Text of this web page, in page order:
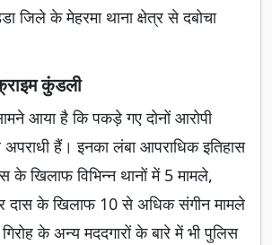
जिले के मेहरमा थाना क्षेत्र से दबोचा
कुंडली
आया है कि पकड़े गए दोनों आरोपी
हैं। इनका लंबा आपराधिक इतिहास
के खिलाफ विभिन्न थानों में 5 मामले,
दास के खिलाफ 10 से अधिक संगीन मामले
के अन्य मददगारों के बारे में भी पुलिस